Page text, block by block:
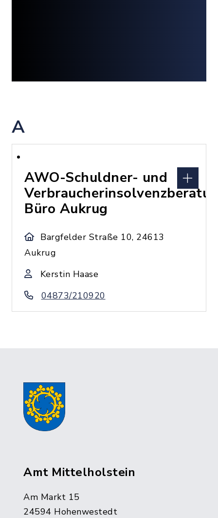
A
AWO-Schuldner- und
Büro Aukrug
Bargfelder Straße 10, 24613
Aukrug
Kerstin Haase
04873/210920
Amt Mittelholstein
Am Markt 15
24594 Hohenwestedt